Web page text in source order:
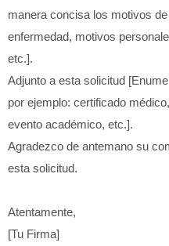
manera concisa los motivos
enfermedad, motivos
etc.].
Adjunto a esta solicitud
por ejemplo: certificado
evento académico, etc.].
Agradezco de antemano su
esta solicitud.
Atentamente,
[Tu Firma]